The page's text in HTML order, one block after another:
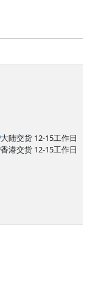
大陆交货 12-15工作日
香港交货 12-15工作日